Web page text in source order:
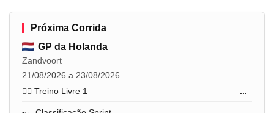
Próxima Corrida
GP da Holanda
Zandvoort
21/08/2026 a 23/08/2026
🏋️‍♂️ Treino Livre 1
...